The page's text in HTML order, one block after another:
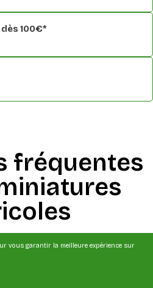
100€*
fréquentes
essentielles :
et conseils pratiques.
vous garantir la meilleure expérience sur